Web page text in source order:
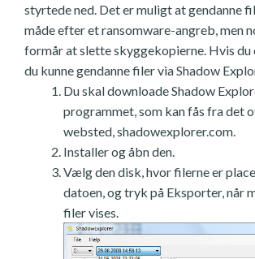
styrtede ned. Det er muligt at gendanne
måde efter et ransomware-angreb, men
formår at slette skyggekopierne. Hvis du
du kunne gendanne filer via Shadow
Du skal downloade Shadow
programmet, som kan fås fra det
websted, shadowexplorer.com.
Installer og åbn den.
Vælg den disk, hvor filerne er
datoen, og tryk på Eksporter, når
filer vises.